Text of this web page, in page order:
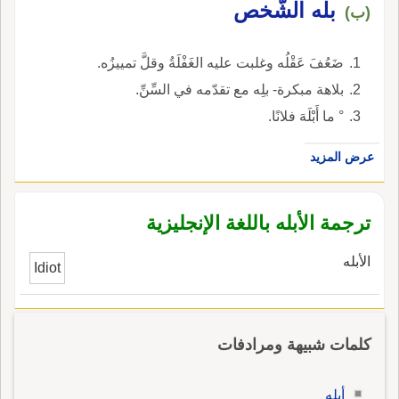
(ب) بله الشّخص
ضَعُفَ عَقْلُه وغلبت عليه الغَفْلَةُ وقلَّ تمييزُه.
بلاهة مبكرة- بلِه مع تقدّمه في السِّنِّ.
° ما أَبْلَهَ فلانًا.
عرض المزيد
ترجمة الأبله باللغة الإنجليزية
الأبله Idiot
كلمات شبيهة ومرادفات
أبله